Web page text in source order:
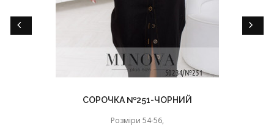
СОРОЧКА №251-ЧОРНИЙ
Розміри 54-56,